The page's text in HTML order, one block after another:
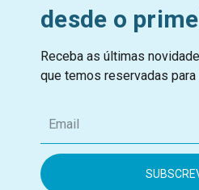
desde o
Receba as últimas
que temos reservadas
m
i